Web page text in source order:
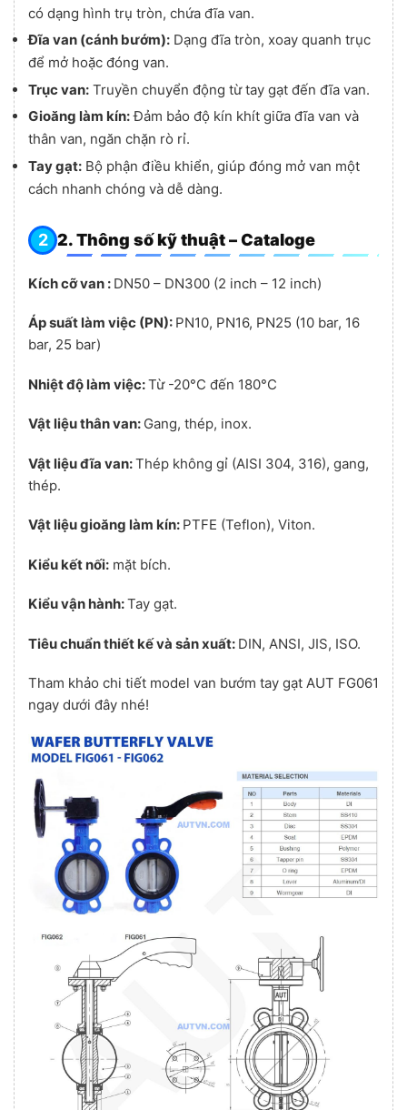
có dạng hình trụ tròn, chứa đĩa van.
Đĩa van (cánh bướm): Dạng đĩa tròn, xoay quanh trục
để mở hoặc đóng van.
Trục van: Truyền chuyển động từ tay gạt đến đĩa van.
Gioăng làm kín:Đảm bảo độ kín khít giữa đĩa van và
thân van, ngăn chặn rò rỉ.
Tay gạt: Bộ phận điều khiển, giúp đóng mở van một
cách nhanh chóng và dễ dàng.
2. Thông số kỹ thuật – Cataloge
Kích cỡ van : DN50 – DN300 (2 inch – 12 inch)
Áp suất làm việc (PN): PN10, PN16, PN25 (10 bar, 16
bar, 25 bar)
Nhiệt độ làm việc:Từ -20°C đến 180°C
Vật liệu thân van: Gang, thép, inox.
Vật liệu đĩa van:Thép không gỉ (AISI 304, 316), gang,
thép.
Vật liệu gioăng làm kín: PTFE (Teflon), Viton.
Kiểu kết nối: mặt bích.
Kiểu vận hành:Tay gạt.
Tiêu chuẩn thiết kế và sản xuất: DIN, ANSI, JIS, ISO.
Tham khảo chi tiết model van bướm tay gạt AUT FG061
ngay dưới đây nhé!